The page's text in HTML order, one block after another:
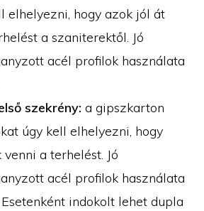
elhelyezni, hogy azok jól át
a szaniterektől. Jó
acél profilok használata
szekrény: a gipszkarton
úgy kell elhelyezni, hogy
a terhelést. Jó
acél profilok használata
indokolt lehet dupla